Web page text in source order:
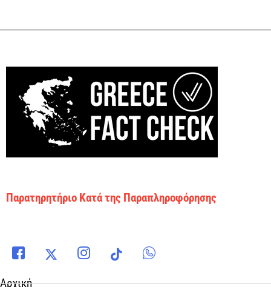
Παρατηρητήριο Κατά της Παραπληροφόρησης
Αρχική